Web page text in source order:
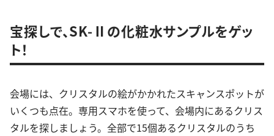
宝探しで、SK-Ⅱの化粧水サンプルをゲッ
ト！
会場には、クリスタルの絵がかかれたスキャンスポットが
いくつも点在。専用スマホを使って、会場内にあるクリス
タルを探しましょう。全部で15個あるクリスタルのうち